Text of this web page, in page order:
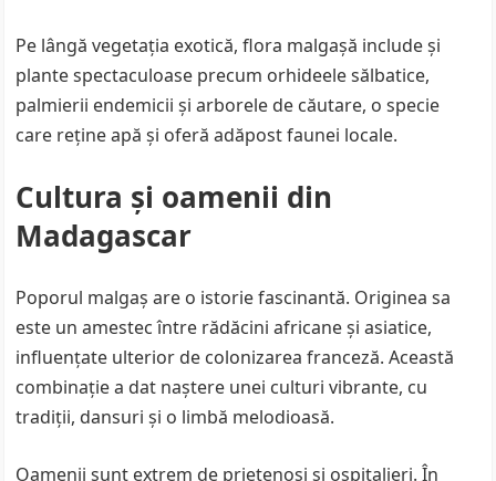
Pe lângă vegetația exotică, flora malgașă include și
plante spectaculoase precum orhideele sălbatice,
palmierii endemicii și arborele de căutare, o specie
care reține apă și oferă adăpost faunei locale.
Cultura și oamenii din
Madagascar
Poporul malgaș are o istorie fascinantă. Originea sa
este un amestec între rădăcini africane și asiatice,
influențate ulterior de colonizarea franceză. Această
combinație a dat naștere unei culturi vibrante, cu
tradiții, dansuri și o limbă melodioasă.
Oamenii sunt extrem de prietenoși și ospitalieri. În